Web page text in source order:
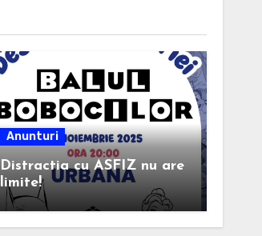
Anunturi
Distractia cu ASFIZ nu are
limite!